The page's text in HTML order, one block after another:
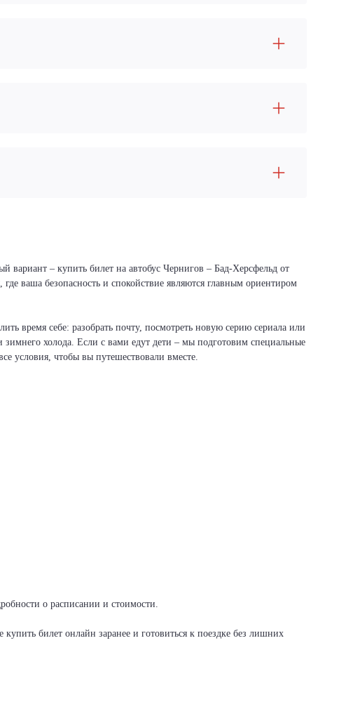
вариант – купить билет на автобус Чернигов – Бад-Херсфельд от
ваша безопасность и спокойствие являются главным ориентиром
время себе: разобрать почту, посмотреть новую серию сериала или
зимнего холода. Если с вами едут дети – мы подготовим специальные
условия, чтобы вы путешествовали вместе.
о расписании и стоимости.
билет онлайн заранее и готовиться к поездке без лишних